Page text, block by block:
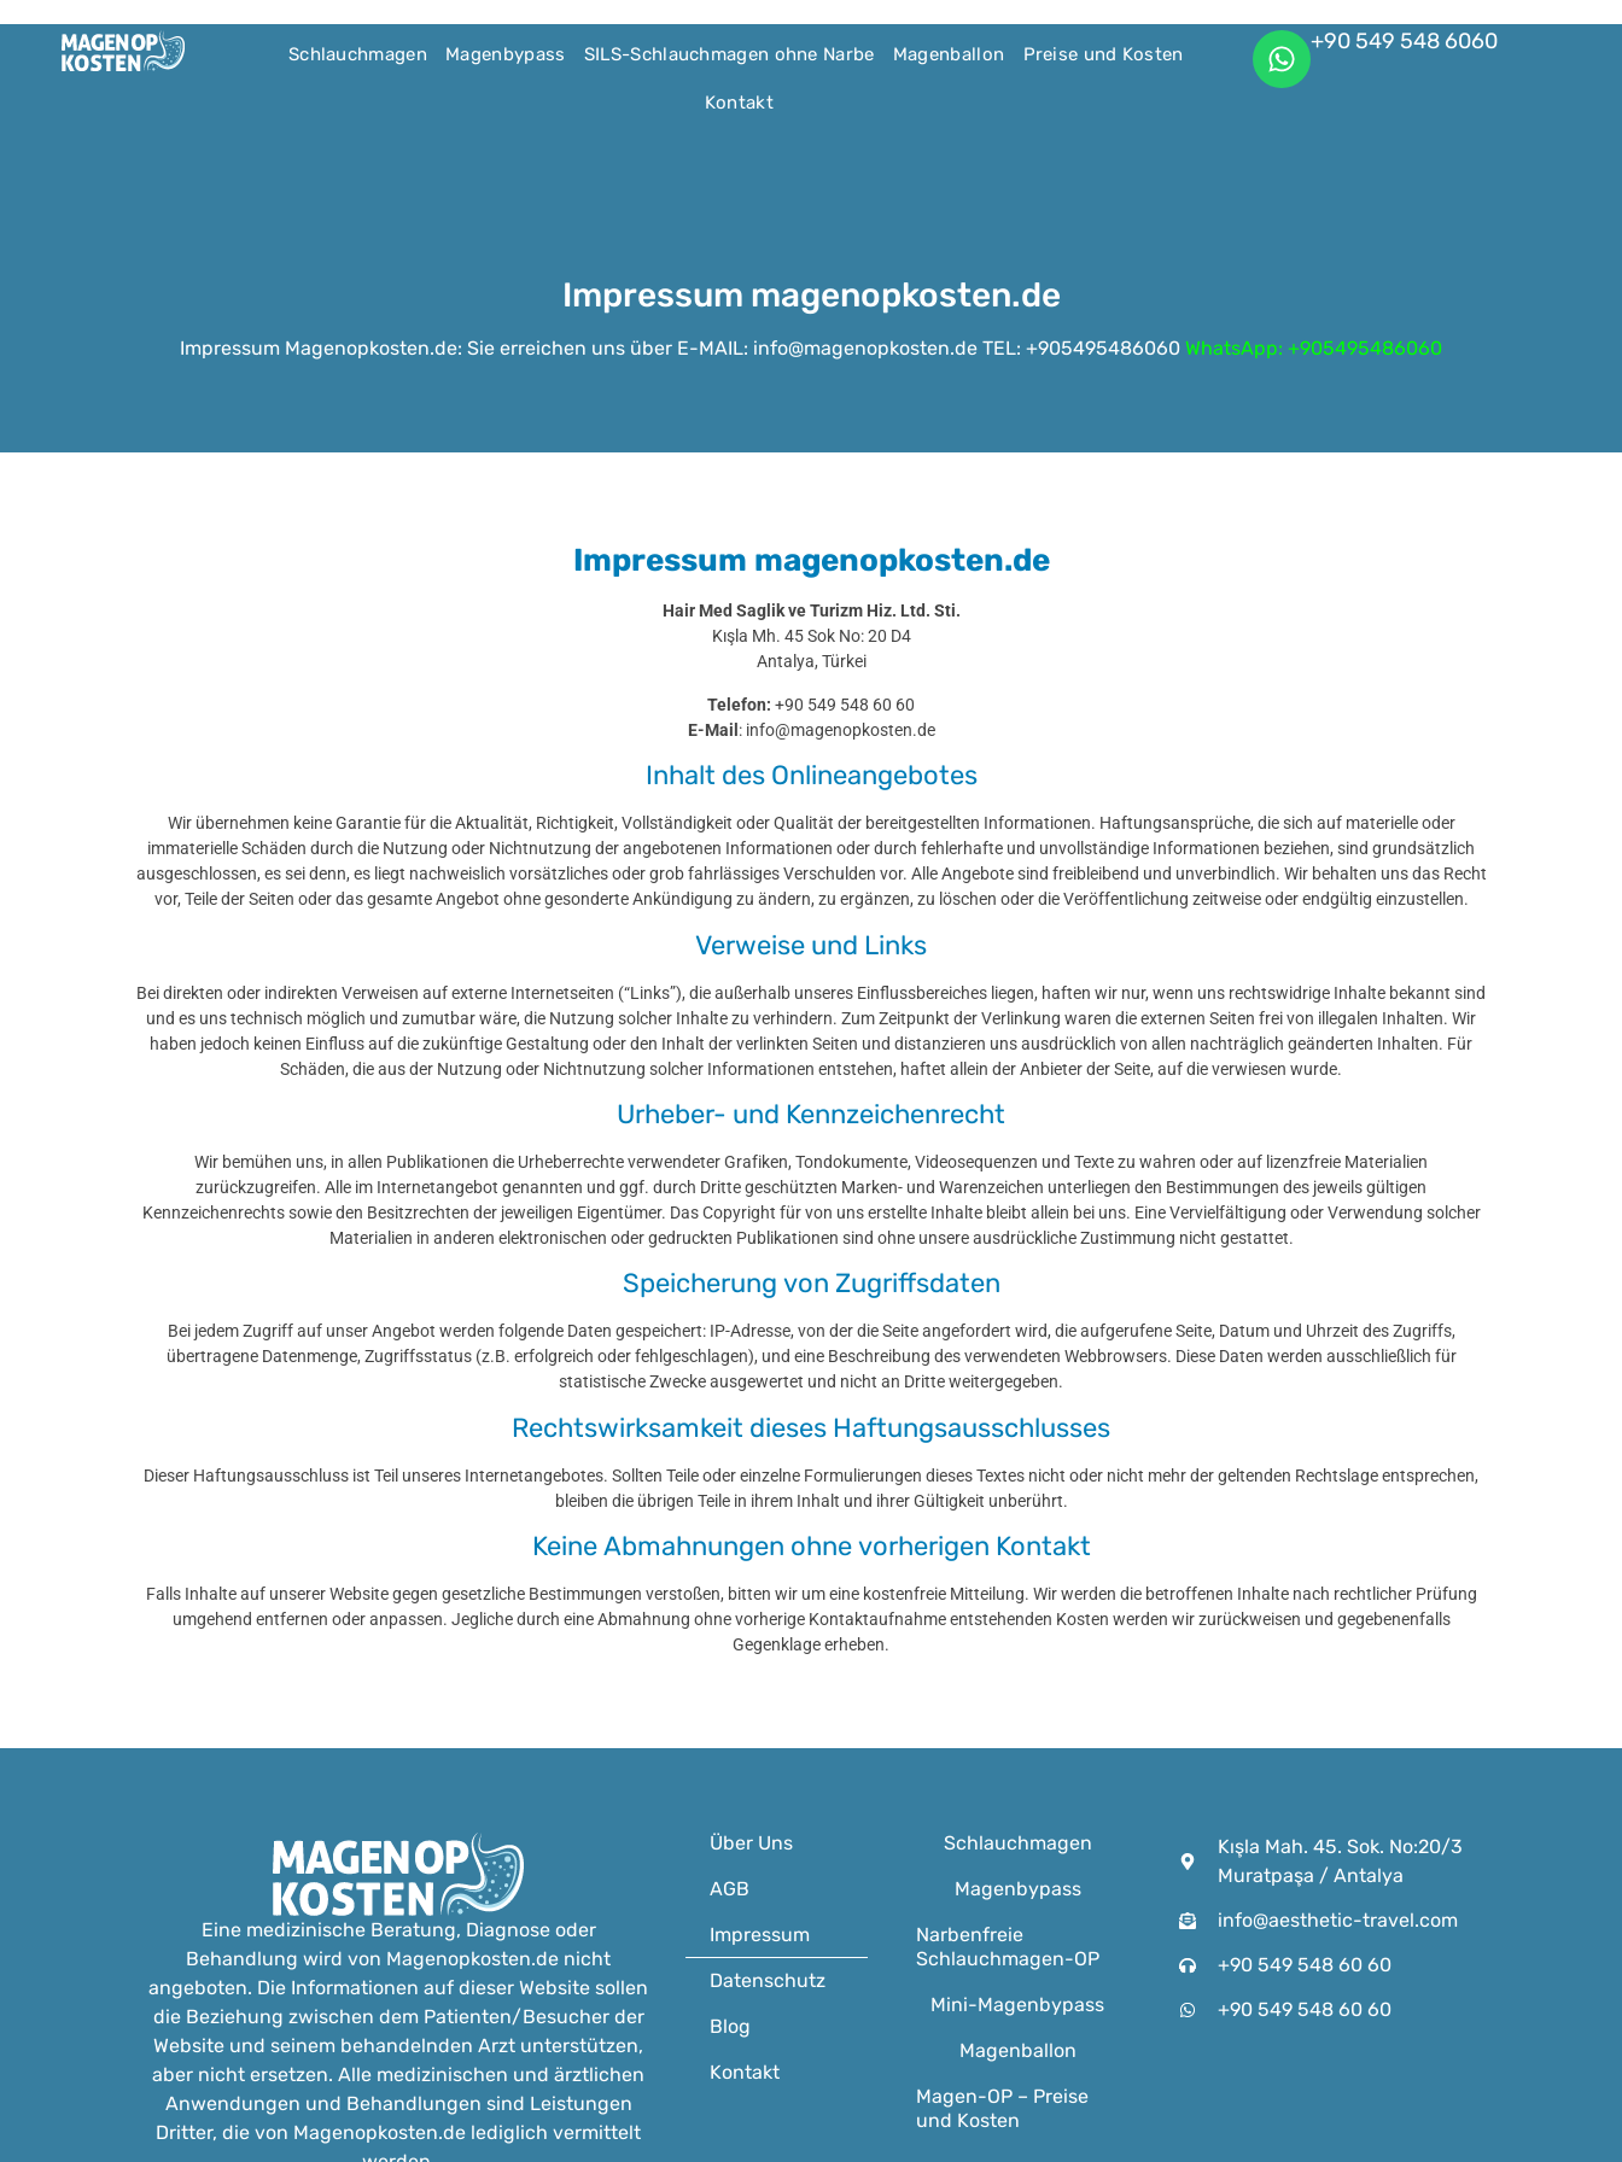
Schlauchmagen Magenbypass SILS-Schlauchmagen ohne Narbe Magenballon Preise und Kosten
Kontakt
+90 549 548 6060
Impressum magenopkosten.de
Impressum Magenopkosten.de: Sie erreichen uns über E-MAIL: info@magenopkosten.de TEL: +905495486060 WhatsApp: +905495486060
Impressum magenopkosten.de
Hair Med Saglik ve Turizm Hiz. Ltd. Sti.
Kışla Mh. 45 Sok No: 20 D4
Antalya, Türkei
Telefon: +90 549 548 60 60
E-Mail : info@magenopkosten.de
Inhalt des Onlineangebotes
Wir übernehmen keine Garantie für die Aktualität, Richtigkeit, Vollständigkeit oder Qualität der bereitgestellten Informationen. Haftungsansprüche, die sich auf materielle oder
immaterielle Schäden durch die Nutzung oder Nichtnutzung der angebotenen Informationen oder durch fehlerhafte und unvollständige Informationen beziehen, sind grundsätzlich
ausgeschlossen, es sei denn, es liegt nachweislich vorsätzliches oder grob fahrlässiges Verschulden vor. Alle Angebote sind freibleibend und unverbindlich. Wir behalten uns das Recht
vor, Teile der Seiten oder das gesamte Angebot ohne gesonderte Ankündigung zu ändern, zu ergänzen, zu löschen oder die Veröffentlichung zeitweise oder endgültig einzustellen.
Verweise und Links
Bei direkten oder indirekten Verweisen auf externe Internetseiten (“Links”), die außerhalb unseres Einflussbereiches liegen, haften wir nur, wenn uns rechtswidrige Inhalte bekannt sind
und es uns technisch möglich und zumutbar wäre, die Nutzung solcher Inhalte zu verhindern. Zum Zeitpunkt der Verlinkung waren die externen Seiten frei von illegalen Inhalten. Wir
haben jedoch keinen Einfluss auf die zukünftige Gestaltung oder den Inhalt der verlinkten Seiten und distanzieren uns ausdrücklich von allen nachträglich geänderten Inhalten. Für
Schäden, die aus der Nutzung oder Nichtnutzung solcher Informationen entstehen, haftet allein der Anbieter der Seite, auf die verwiesen wurde.
Urheber- und Kennzeichenrecht
Wir bemühen uns, in allen Publikationen die Urheberrechte verwendeter Grafiken, Tondokumente, Videosequenzen und Texte zu wahren oder auf lizenzfreie Materialien
zurückzugreifen. Alle im Internetangebot genannten und ggf. durch Dritte geschützten Marken- und Warenzeichen unterliegen den Bestimmungen des jeweils gültigen
Kennzeichenrechts sowie den Besitzrechten der jeweiligen Eigentümer. Das Copyright für von uns erstellte Inhalte bleibt allein bei uns. Eine Vervielfältigung oder Verwendung solcher
Materialien in anderen elektronischen oder gedruckten Publikationen sind ohne unsere ausdrückliche Zustimmung nicht gestattet.
Speicherung von Zugriffsdaten
Bei jedem Zugriff auf unser Angebot werden folgende Daten gespeichert: IP-Adresse, von der die Seite angefordert wird, die aufgerufene Seite, Datum und Uhrzeit des Zugriffs,
übertragene Datenmenge, Zugriffsstatus (z.B. erfolgreich oder fehlgeschlagen), und eine Beschreibung des verwendeten Webbrowsers. Diese Daten werden ausschließlich für
statistische Zwecke ausgewertet und nicht an Dritte weitergegeben.
Rechtswirksamkeit dieses Haftungsausschlusses
Dieser Haftungsausschluss ist Teil unseres Internetangebotes. Sollten Teile oder einzelne Formulierungen dieses Textes nicht oder nicht mehr der geltenden Rechtslage entsprechen,
bleiben die übrigen Teile in ihrem Inhalt und ihrer Gültigkeit unberührt.
Keine Abmahnungen ohne vorherigen Kontakt
Falls Inhalte auf unserer Website gegen gesetzliche Bestimmungen verstoßen, bitten wir um eine kostenfreie Mitteilung. Wir werden die betroffenen Inhalte nach rechtlicher Prüfung
umgehend entfernen oder anpassen. Jegliche durch eine Abmahnung ohne vorherige Kontaktaufnahme entstehenden Kosten werden wir zurückweisen und gegebenenfalls
Gegenklage erheben.
Eine medizinische Beratung, Diagnose oder
Behandlung wird von Magenopkosten.de nicht
angeboten. Die Informationen auf dieser Website sollen
die Beziehung zwischen dem Patienten/Besucher der
Website und seinem behandelnden Arzt unterstützen,
aber nicht ersetzen. Alle medizinischen und ärztlichen
Anwendungen und Behandlungen sind Leistungen
Dritter, die von Magenopkosten.de lediglich vermittelt
Über Uns
AGB
Impressum
Datenschutz
Blog
Kontakt
Schlauchmagen
Magenbypass
Narbenfreie
Schlauchmagen-OP
Mini-Magenbypass
Magenballon
Magen-OP – Preise
und Kosten
Kışla Mah. 45. Sok. No:20/3
Muratpaşa / Antalya
info@aesthetic-travel.com
+90 549 548 60 60
+90 549 548 60 60